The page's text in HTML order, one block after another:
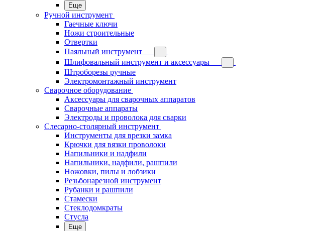
Еще
Ручной инструмент
Гаечные ключи
Ножи строительные
Отвертки
Паяльный инструмент
Шлифовальный инструмент и аксессуары
Штроборезы ручные
Электромонтажный инструмент
Сварочное оборудование
Аксессуары для сварочных аппаратов
Сварочные аппараты
Электроды и проволока для сварки
Слесарно-столярный инструмент
Инструменты для врезки замка
Крючки для вязки проволоки
Напильники и надфили
Напильники, надфили, рашпили
Ножовки, пилы и лобзики
Резьбонарезной инструмент
Рубанки и рашпили
Стамески
Стеклодомкраты
Стусла
Еще